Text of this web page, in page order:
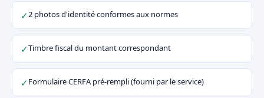
✓2 photos d'identité conformes aux normes
✓Timbre fiscal du montant correspondant
✓ Formulaire CERFA pré-rempli (fourni par le service)